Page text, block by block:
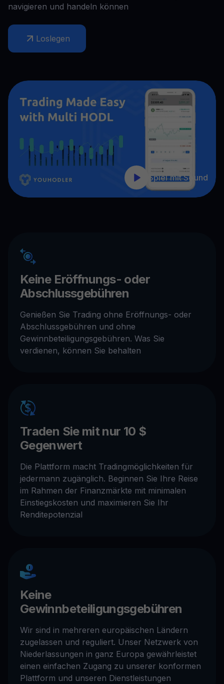
navigieren und handeln können
Loslegen
Spiel mit Sound
Keine Eröffnungs- oder
Abschlussgebühren
Genießen Sie Trading ohne Eröffnungs- oder
Abschlussgebühren und ohne
Gewinnbeteiligungsgebühren. Was Sie
verdienen, können Sie behalten
Traden Sie mit nur 10 $
Gegenwert
Die Plattform macht Tradingmöglichkeiten für
jedermann zugänglich. Beginnen Sie Ihre Reise
im Rahmen der Finanzmärkte mit minimalen
Einstiegskosten und maximieren Sie Ihr
Renditepotenzial
Keine
Gewinnbeteiligungsgebühren
Wir sind in mehreren europäischen Ländern
zugelassen und reguliert. Unser Netzwerk von
Niederlassungen in ganz Europa gewährleistet
einen einfachen Zugang zu unserer konformen
Plattform und unseren Dienstleistungen